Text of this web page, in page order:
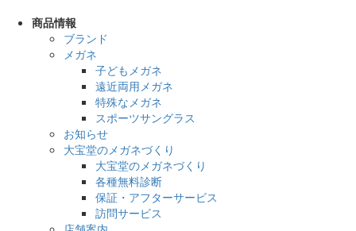
商品情報
ブランド
メガネ
子どもメガネ
遠近両用メガネ
特殊なメガネ
スポーツサングラス
お知らせ
大宝堂のメガネづくり
大宝堂のメガネづくり
各種無料診断
保証・アフターサービス
訪問サービス